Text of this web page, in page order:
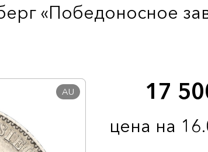
«Победоносное
AU 17
цена на